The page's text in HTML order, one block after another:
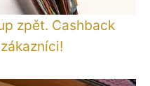
zpět. Cashback